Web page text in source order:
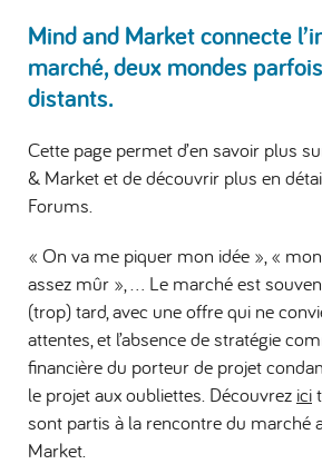
Mind and Market connecte
marché, deux mondes
distants.
Cette page permet d’en savoir plus
& Market et de découvrir plus en
Forums.
« On va me piquer mon idée », «
assez mûr », … Le marché est
(trop) tard, avec une offre qui ne
attentes, et l’absence de stratégie
financière du porteur de projet
le projet aux oubliettes. Découvrez ici
sont partis à la rencontre du marché
Market.